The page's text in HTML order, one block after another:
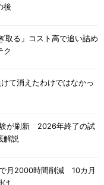
後
取る」コスト高で追い詰め
ク
て消えたわけではなかっ
が刷新 2026年終了の試
解説
月2000時間削減 10カ月
け